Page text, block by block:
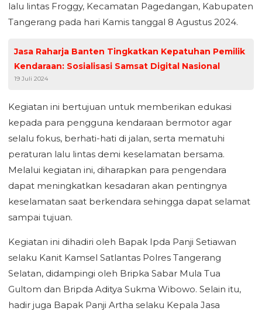
lalu lintas Froggy, Kecamatan Pagedangan, Kabupaten
Tangerang pada hari Kamis tanggal 8 Agustus 2024.
Jasa Raharja Banten Tingkatkan Kepatuhan Pemilik
Kendaraan: Sosialisasi Samsat Digital Nasional
19 Juli 2024
Kegiatan ini bertujuan untuk memberikan edukasi
kepada para pengguna kendaraan bermotor agar
selalu fokus, berhati-hati di jalan, serta mematuhi
peraturan lalu lintas demi keselamatan bersama.
Melalui kegiatan ini, diharapkan para pengendara
dapat meningkatkan kesadaran akan pentingnya
keselamatan saat berkendara sehingga dapat selamat
sampai tujuan.
Kegiatan ini dihadiri oleh Bapak Ipda Panji Setiawan
selaku Kanit Kamsel Satlantas Polres Tangerang
Selatan, didampingi oleh Bripka Sabar Mula Tua
Gultom dan Bripda Aditya Sukma Wibowo. Selain itu,
hadir juga Bapak Panji Artha selaku Kepala Jasa